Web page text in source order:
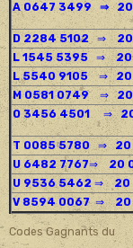
Codes Gagnants du
A 0647 3499 ⇒ 20
D 2284 5102⇒
L 1545 5395 ⇒
L 5540 9105⇒
M 0581 0749⇒
O 3456 4501⇒
T 0085 5780⇒
U 6482 7767⇒ 20
U 9536 5462 ⇒20
V 8594 0067⇒